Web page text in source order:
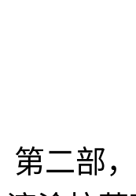
第二部